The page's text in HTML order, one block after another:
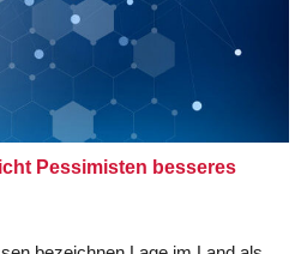
Pessimisten besseres